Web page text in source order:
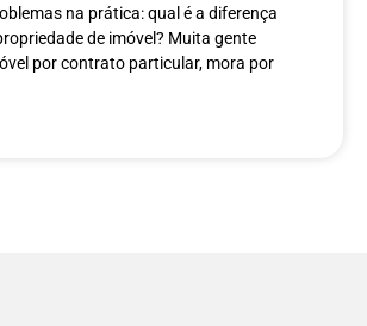
na prática: qual é a diferença
de imóvel? Muita gente
por contrato particular, mora por